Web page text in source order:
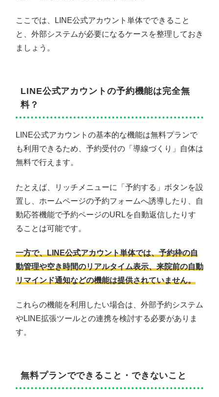
ここでは、LINE公式アカウント単体でできること
と、外部システムが必要になるケースを整理しておき
ましょう。
LINE公式アカウントの予約機能は完全無
料？
LINE公式アカウントの基本的な機能は無料プランで
も利用できるため、予約受付の「導線づくり」自体は
無料で行えます。
たとえば、リッチメニューに「予約する」ボタンを設
置し、ホームページの予約フォームへ誘導したり、自
動応答機能で予約ページのURLを自動返信したりす
ることは可能です。
一方で、LINE公式アカウント単体では、予約枠の自
動管理や空き時間のリアルタイム表示、来院前の自動
リマインド通知などの機能は提供されていません。
これらの機能を利用したい場合は、外部予約システム
やLINE拡張ツールとの連携を検討する必要がありま
す。
無料プランでできること・できないこと